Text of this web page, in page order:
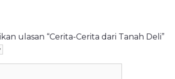
ulasan “Cerita-Cerita dari Tanah Deli”